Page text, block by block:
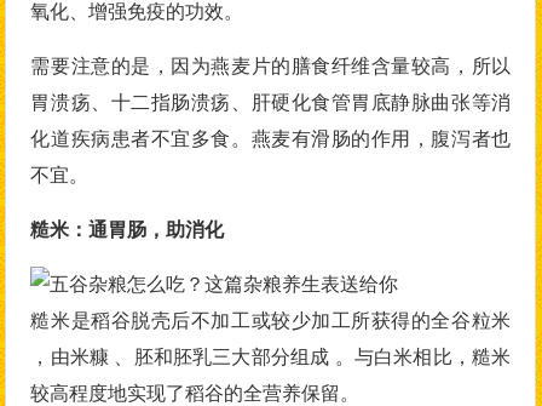
氧化、增强免疫的功效。
需要注意的是，因为燕麦片的膳食纤维含量较高，所以
胃溃疡、十二指肠溃疡、肝硬化食管胃底静脉曲张等消
化道疾病患者不宜多食。燕麦有滑肠的作用，腹泻者也
不宜。
糙米：通胃肠，助消化
糙米是稻谷脱壳后不加工或较少加工所获得的全谷粒米
，由米糠 、胚和胚乳三大部分组成 。与白米相比，糙米
较高程度地实现了稻谷的全营养保留。